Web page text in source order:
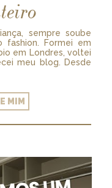
sempre soube
fashion. Formei em
em Londres, voltei
meu blog. Desde
MIM